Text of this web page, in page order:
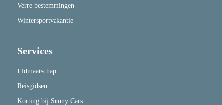
Verre bestemmingen
Wintersportvakantie
Services
Lidmaatschap
Reisgidsen
Korting bij Sunny Cars